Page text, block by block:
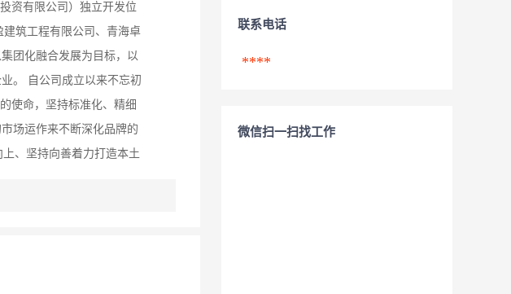
资有限公司）独立开发位
建筑工程有限公司、青海卓
团化融合发展为目标，以
。 自公司成立以来不忘初
使命，坚持标准化、精细
场运作来不断深化品牌的
、坚持向善着力打造本土
创建民族团结进步先进区
联系电话
****
微信扫一扫找工作